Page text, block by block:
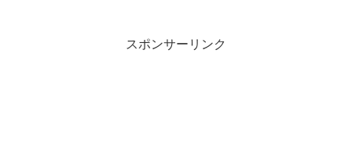
スポンサーリンク